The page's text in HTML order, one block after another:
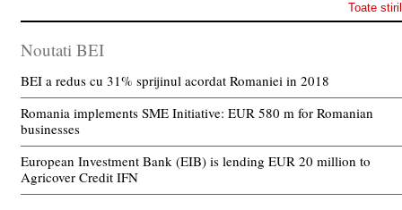
Toate
Noutati BEI
BEI a redus cu 31% sprijinul acordat Romaniei in 2018
Romania implements SME Initiative: EUR 580 m for Romanian
businesses
European Investment Bank (EIB) is lending EUR 20 million to
Agricover Credit IFN